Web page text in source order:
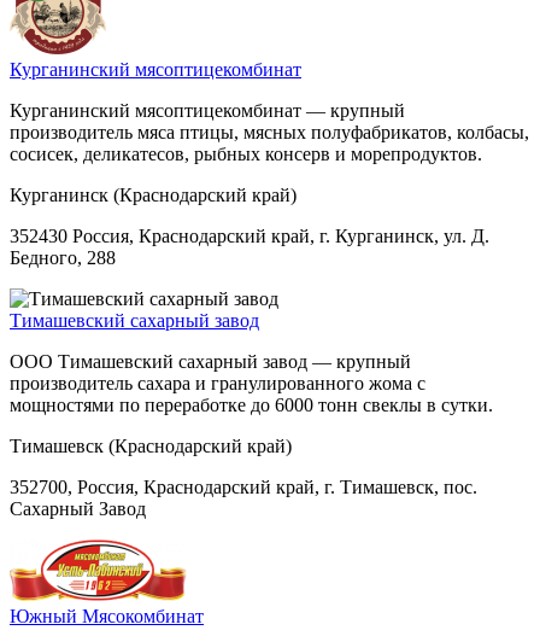
Курганинский мясоптицекомбинат
Курганинский мясоптицекомбинат — крупный
производитель мяса птицы, мясных полуфабрикатов, колбасы,
сосисек, деликатесов, рыбных консерв и морепродуктов.
Курганинск (Краснодарский край)
352430 Россия, Краснодарский край, г. Курганинск, ул. Д.
Бедного, 288
Тимашевский сахарный завод
ООО Тимашевский сахарный завод — крупный
производитель сахара и гранулированного жома с
мощностями по переработке до 6000 тонн свеклы в сутки.
Тимашевск (Краснодарский край)
352700, Россия, Краснодарский край, г. Тимашевск, пос.
Сахарный Завод
Южный Мясокомбинат